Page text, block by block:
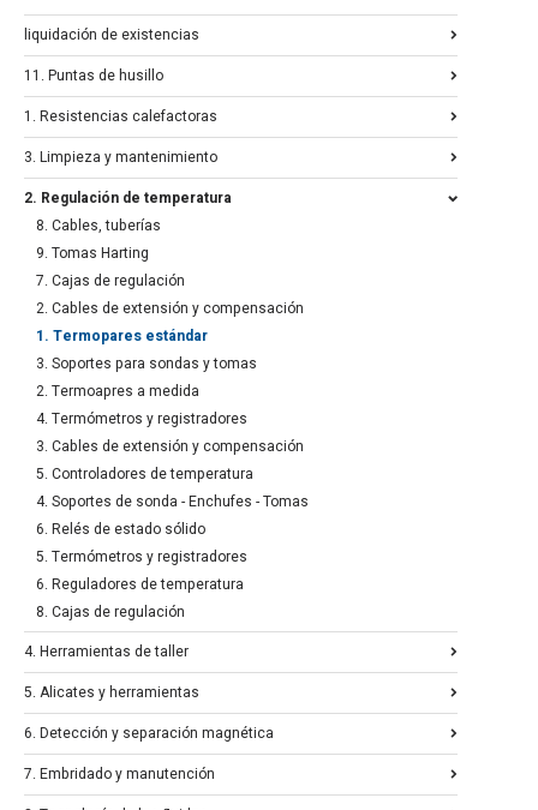
liquidación de existencias
11. Puntas de husillo
1. Resistencias calefactoras
3. Limpieza y mantenimiento
2. Regulación de temperatura
8. Cables, tuberías
9. Tomas Harting
7. Cajas de regulación
2. Cables de extensión y compensación
1. Termopares estándar
3. Soportes para sondas y tomas
2. Termoapres a medida
4. Termómetros y registradores
3. Cables de extensión y compensación
5. Controladores de temperatura
4. Soportes de sonda - Enchufes - Tomas
6. Relés de estado sólido
5. Termómetros y registradores
6. Reguladores de temperatura
8. Cajas de regulación
4. Herramientas de taller
5. Alicates y herramientas
6. Detección y separación magnética
7. Embridado y manutención